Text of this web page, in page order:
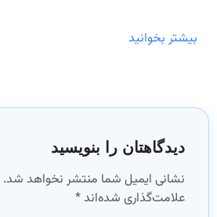
بیشتر بخوانید
دیدگاهتان را بنویسید
نشانی ایمیل شما منتشر نخواهد شد.
علامت‌گذاری شده‌اند*